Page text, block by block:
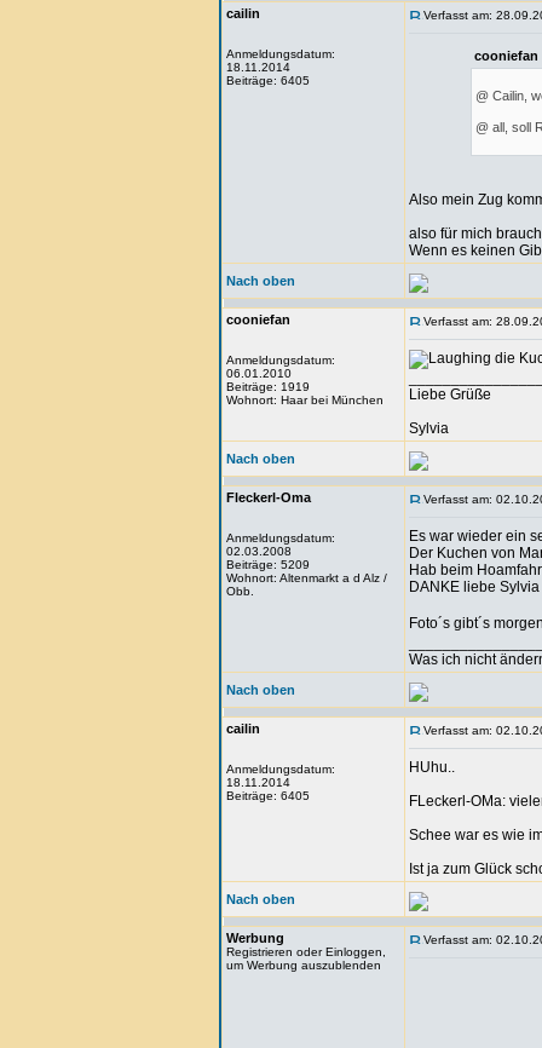
cailin
Anmeldungsdatum:
18.11.2014
Beiträge: 6405
Verfasst am:
cooniefan
@ Cailin,
@ all, soll
Also mein Zug
also für mich
Wenn es keinen
Nach oben
cooniefan
Anmeldungsdatum:
06.01.2010
Beiträge: 1919
Wohnort: Haar bei München
Verfasst am:
die
Liebe Grüße
Sylvia
Nach oben
Fleckerl-Oma
Anmeldungsdatum:
02.03.2008
Beiträge: 5209
Wohnort: Altenmarkt a d Alz /
Obb.
Verfasst am:
Es war wieder ein
Der Kuchen von
Hab beim
DANKE liebe
Foto´s gibt´s
Was ich nicht
Nach oben
cailin
Anmeldungsdatum:
18.11.2014
Beiträge: 6405
Verfasst am:
HUhu..
FLeckerl-OMa:
Schee war es wie
Ist ja zum Glück
Nach oben
Werbung
Registrieren oder Einloggen,
um Werbung auszublenden
Verfasst am: